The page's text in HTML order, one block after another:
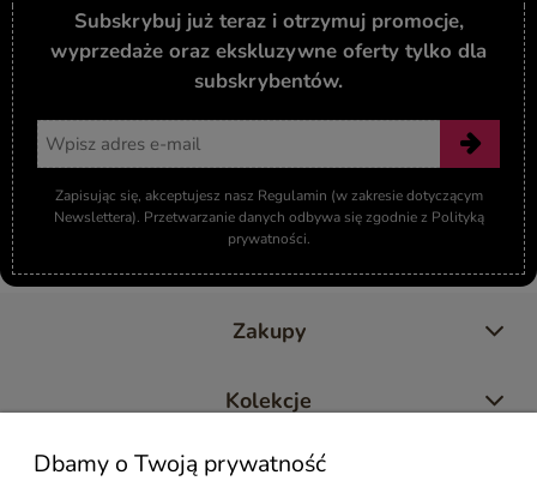
Subskrybuj już teraz i otrzymuj promocje,
wyprzedaże oraz ekskluzywne oferty tylko dla
subskrybentów.
Zapisując się, akceptujesz nasz Regulamin (w zakresie dotyczącym
Newslettera). Przetwarzanie danych odbywa się zgodnie z Polityką
prywatności.
Zakupy
Kolekcje
Moje konto
Dbamy o Twoją prywatność